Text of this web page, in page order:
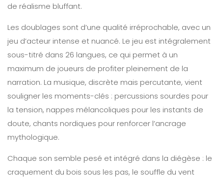
de réalisme bluffant.
Les doublages sont d’une qualité irréprochable, avec un
jeu d’acteur intense et nuancé. Le jeu est intégralement
sous-titré dans 26 langues, ce qui permet à un
maximum de joueurs de profiter pleinement de la
narration. La musique, discrète mais percutante, vient
souligner les moments-clés : percussions sourdes pour
la tension, nappes mélancoliques pour les instants de
doute, chants nordiques pour renforcer l’ancrage
mythologique.
Chaque son semble pesé et intégré dans la diégèse : le
craquement du bois sous les pas, le souffle du vent